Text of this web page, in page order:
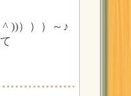
))）））～♪